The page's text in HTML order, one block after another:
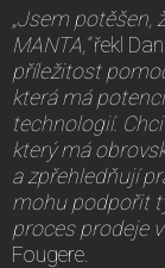
„Jsem potěšen,
MANTA,“řekl
příležitost
která má
technologií.
který má
a zpřehledňují
mohu podpořit
proces prodeje
Fougere.